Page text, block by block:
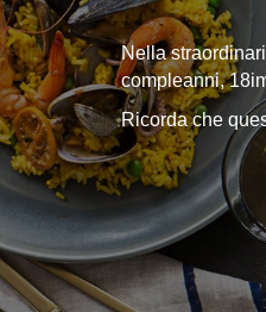
Nella
compleanni,
Ricorda che